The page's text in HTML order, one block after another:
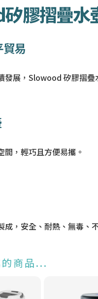
膠摺疊水
易
發展，Slowood 矽膠摺
間，輕巧且方便易攜。
成，安全、耐熱、無毒、
商品...